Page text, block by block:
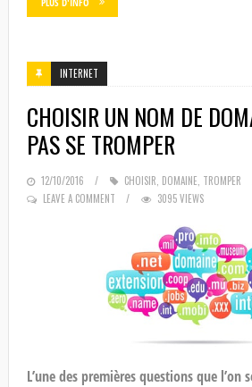
INTERNET
CHOISIR UN NOM DE
PAS SE TROMPER
POSTED
ON
12/10/2016 CHOISIR DOMAINE TROMPER
LEAVE A COMMENT
3095 VIEWS
L’une des premières questions que l’on